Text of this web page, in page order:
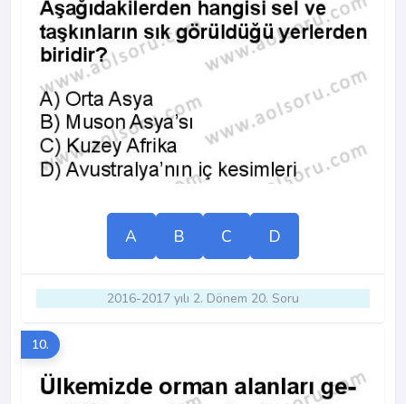
A B C D
2016-2017 yılı 2. Dönem 20. Soru
10.